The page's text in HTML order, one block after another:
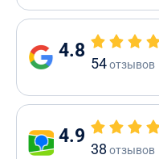
4.8
54отзывов
4.9
38 отзывов